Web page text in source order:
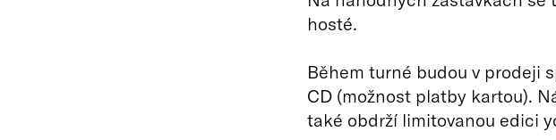
hosté.
Během turné budou v prodeji
CD (možnost platby kartou).
také obdrží limitovanou edici